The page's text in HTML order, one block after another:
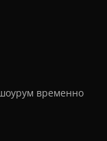
временно